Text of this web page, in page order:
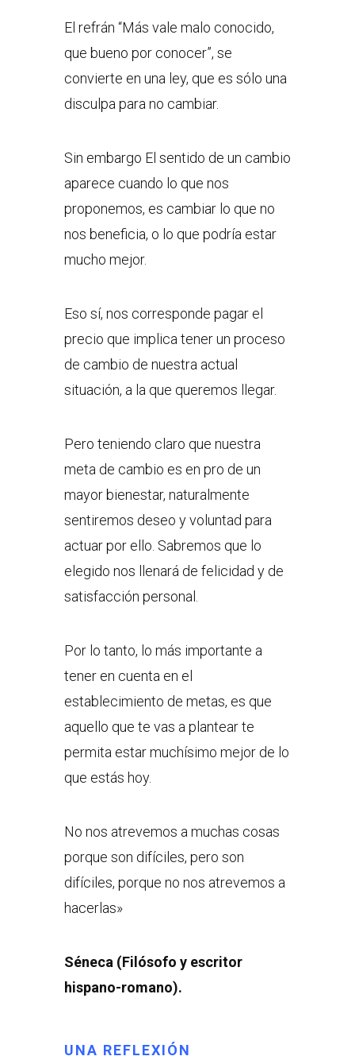
El refrán “Más vale malo conocido,
que bueno por conocer”, se
convierte en una ley, que es sólo una
disculpa para no cambiar.
Sin embargo El sentido de un cambio
aparece cuando lo que nos
proponemos, es cambiar lo que no
nos beneficia, o lo que podría estar
mucho mejor.
Eso sí, nos corresponde pagar el
precio que implica tener un proceso
de cambio de nuestra actual
situación, a la que queremos llegar.
Pero teniendo claro que nuestra
meta de cambio es en pro de un
mayor bienestar, naturalmente
sentiremos deseo y voluntad para
actuar por ello. Sabremos que lo
elegido nos llenará de felicidad y de
satisfacción personal.
Por lo tanto, lo más importante a
tener en cuenta en el
establecimiento de metas, es que
aquello que te vas a plantear te
permita estar muchísimo mejor de lo
que estás hoy.
No nos atrevemos a muchas cosas
porque son difíciles, pero son
difíciles, porque no nos atrevemos a
hacerlas»
Séneca (Filósofo y escritor
hispano-romano).
UNA REFLEXIÓN